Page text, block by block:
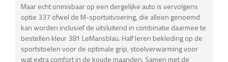
Maar echt onmisbaar op een dergelijke auto is vervolgens
optie 337 ofwel de M-sportuitvoering, die alleen genoemd
kan worden inclusief de uitsluitend in combinatie daarmee te
bestellen kleur 381 LeMansblau. Half leren bekleding op de
sportstoelen voor de optimale grip, stoelverwarming voor
wat extra comfort in de koude maanden. Samen met de